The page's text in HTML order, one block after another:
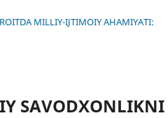
MILLIY-IJTIMOIY AHAMIYATI:
SAVODXONLIKNI